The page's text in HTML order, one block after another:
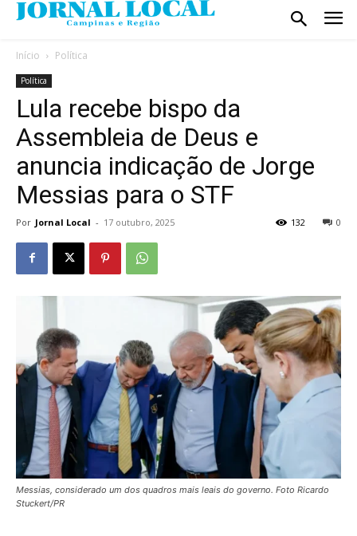
Início Política
Política
Lula recebe bispo da
Assembleia de Deus e
anuncia indicação de Jorge
Messias para o STF
Por Jornal Local - 17 outubro, 2025 0
132
Messias, considerado um dos quadros mais leais do governo. Foto Ricardo
Stuckert/PR